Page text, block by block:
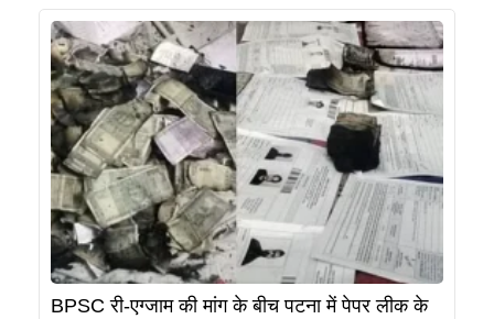
BPSC री-एग्जाम की मांग के बीच पटना में पेपर लीक के